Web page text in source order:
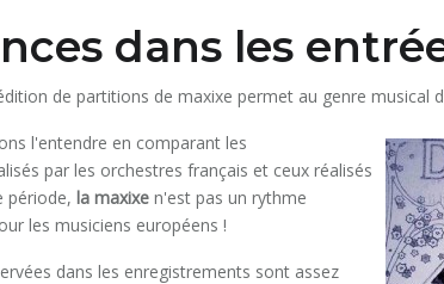
dans les
de partitions de maxixe permet au genre musical
l'entendre en comparant les
par les orchestres français et ceux réalisés
période, la maxixe n'est pas un rythme
les musiciens européens !
dans les enregistrements sont assez